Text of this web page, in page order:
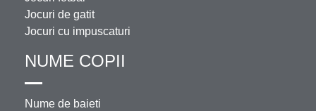
Jocuri de gatit
Jocuri cu impuscaturi
NUME COPII
Nume de baieti